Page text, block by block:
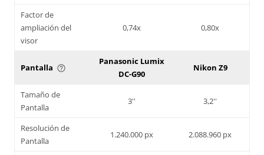
Factor de
ampliación del
visor
0,74x 0,80x
Pantalla help_outline
Panasonic Lumix
DC-G90
Nikon Z9
Tamaño de
Pantalla
3'' 3,2''
Resolución de
Pantalla
1.240.000 px 2.088.960 px